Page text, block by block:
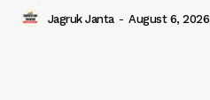
Jagruk Janta - August 6, 2026